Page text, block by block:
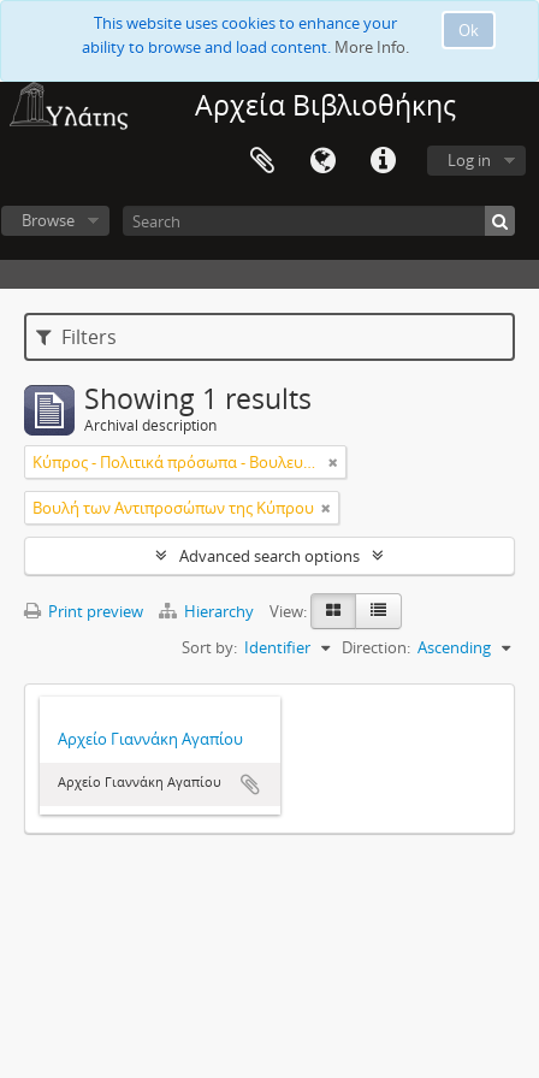
Ok
This website uses cookies to enhance your
ability to browse and load content. More Info.
Αρχεία Βιβλιοθήκης
Log in
Browse
Filters
Showing 1 results
Archival description
Κύπρος - Πολιτικά πρόσωπα - Βουλευτές
Βουλή των Αντιπροσώπων της Κύπρου
Advanced search options
Print preview Hierarchy
View:
Sort by: Identifier Direction: Ascending
Αρχείο Γιαννάκη Αγαπίου
Αρχείο Γιαννάκη Αγαπίου